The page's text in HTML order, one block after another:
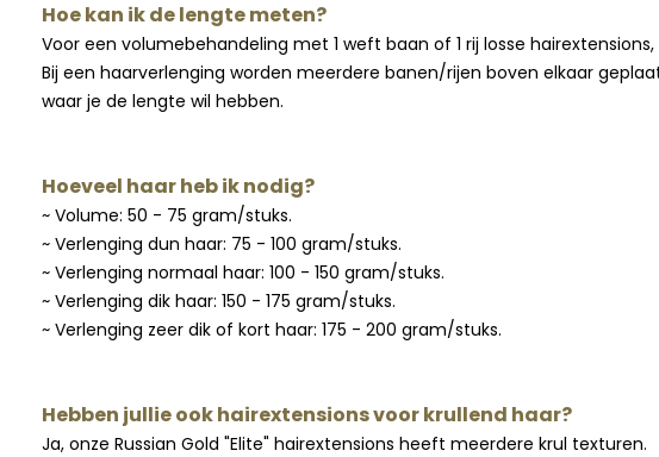
Hoe kan ik de lengte meten?
Voor een volumebehandeling met 1 weft baan of 1 rij losse
Bij een haarverlenging worden meerdere banen/rijen boven elkaar
waar je de lengte wil hebben.
Hoeveel haar heb ik nodig?
~ Volume: 50 - 75 gram/stuks.
~ Verlenging dun haar: 75 - 100 gram/stuks.
~ Verlenging normaal haar: 100 - 150 gram/stuks.
~ Verlenging dik haar: 150 - 175 gram/stuks.
~ Verlenging zeer dik of kort haar: 175 - 200 gram/stuks.
Hebben jullie ook hairextensions voor krullend haar?
Ja, onze Russian Gold "Elite" hairextensions heeft meerdere krul texturen.